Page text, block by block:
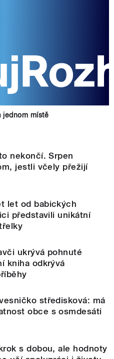
jednom místě
nekončí. Srpen
jestli včely přežijí
let od babických
představili unikátní
ukrývá pohnuté
kniha odkrývá
středisková: má
obce s osmdesáti
s dobou, ale hodnoty